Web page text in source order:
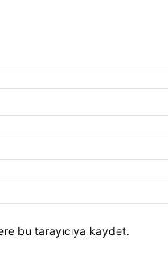
bu tarayıcıya kaydet.